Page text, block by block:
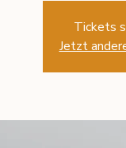
Tickets
Jetzt